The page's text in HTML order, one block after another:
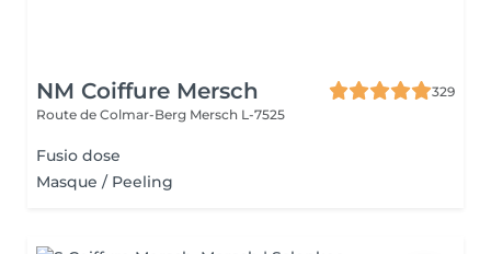
NM Coiffure Mersch
329
Route de Colmar-Berg Mersch L-7525
Fusio dose
Masque / Peeling